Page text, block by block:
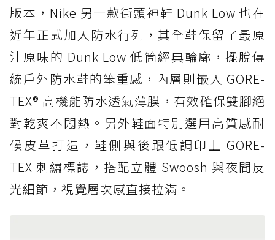
版本，Nike 另一款街頭神鞋 Dunk Low 也在
近年正式加入防水行列，其全鞋保留了最原
汁原味的 Dunk Low 低筒經典輪廓，擺脫傳
統戶外防水鞋的笨重感，內層則嵌入 GORE-
TEX® 高機能防水透氣薄膜，有效確保雙腳絕
對乾爽不悶熱。另外鞋面特別選用高質感耐
候皮革打造，鞋側與後跟低調印上 GORE-
TEX 刺繡標誌，搭配立體 Swoosh 與夜間反
光細節，視覺層次感直接拉滿。